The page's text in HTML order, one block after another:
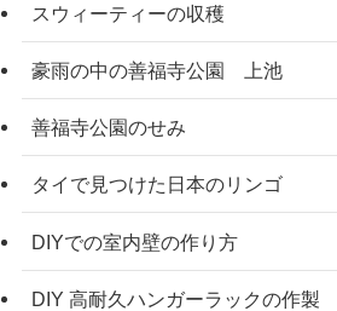
スウィーティーの収穫
豪雨の中の善福寺公園 上池
善福寺公園のせみ
タイで見つけた日本のリンゴ
DIYでの室内壁の作り方
DIY 高耐久ハンガーラックの作製